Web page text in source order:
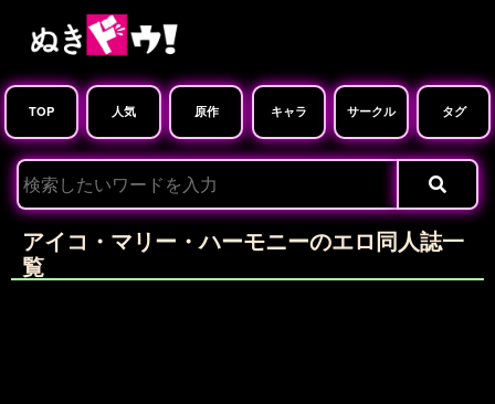
TOP 人気 原作 キャラ サークル タグ
アイコ・マリー・ハーモニーのエロ同人誌一
覧